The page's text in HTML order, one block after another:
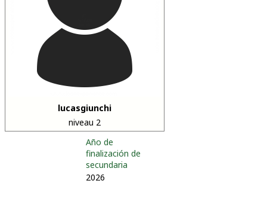
lucasgiunchi
niveau 2
Año de
finalización de
secundaria
2026